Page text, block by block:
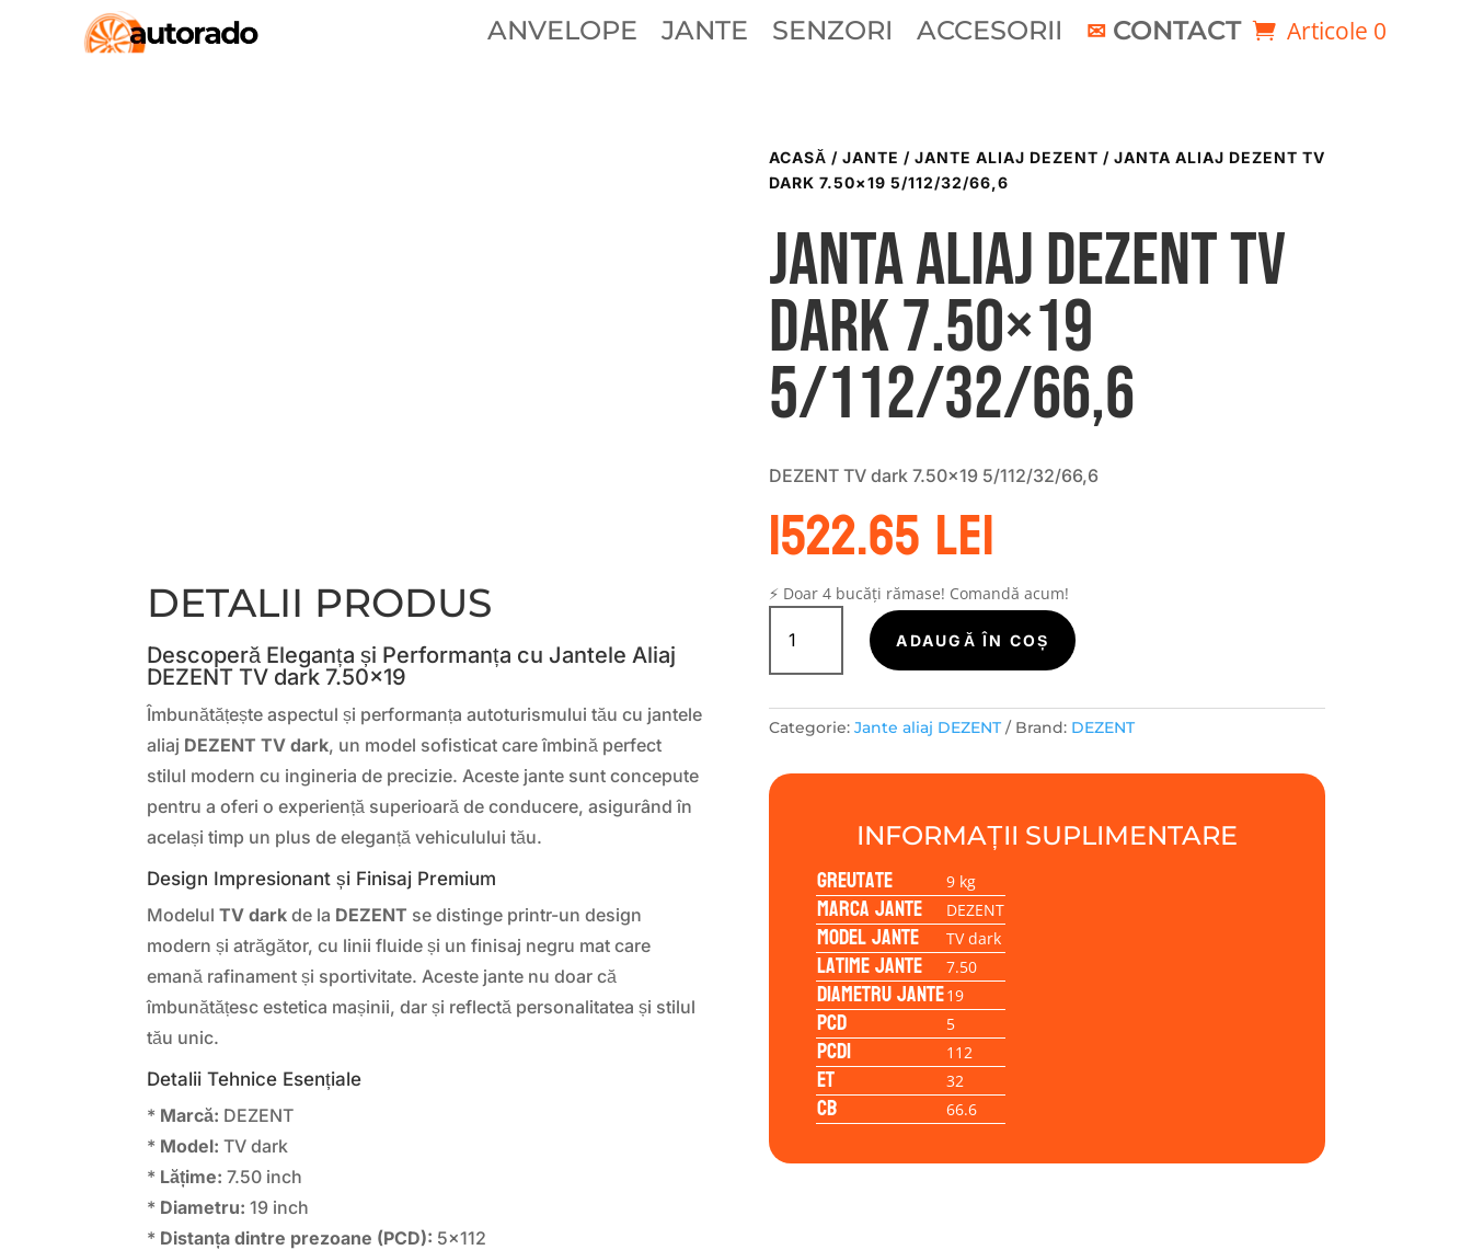
ANVELOPE JANTE SENZORI ACCESORII CONTACT Articole 0
DETALII PRODUS
Descoperă Eleganța și Performanța cu Jantele Aliaj
DEZENT TV dark 7.50×19
Îmbunătățește aspectul și performanța autoturismului tău cu jantele
aliaj DEZENT TV dark, un model sofisticat care îmbină perfect
stilul modern cu ingineria de precizie. Aceste jante sunt concepute
pentru a oferi o experiență superioară de conducere, asigurând în
același timp un plus de eleganță vehiculului tău.
Design Impresionant și Finisaj Premium
ModelulTV dark de la DEZENT se distinge printr-un design
modern și atrăgător, cu linii fluide și un finisaj negru mat care
emană rafinament și sportivitate. Aceste jante nu doar că
îmbunătățesc estetica mașinii, dar și reflectă personalitatea și stilul
tău unic.
Detalii Tehnice Esențiale
* Marcă: DEZENT
* Model: TV dark
* Lățime: 7.50 inch
* Diametru: 19 inch
* Distanța dintre prezoane (PCD): 5×112
ACASĂ / JANTE / JANTE ALIAJ DEZENT / JANTA ALIAJ DEZENT TV
DARK 7.50×19 5/112/32/66,6
Janta aliaj DEZENT TV
dark 7.50×19
5/112/32/66,6
DEZENT TV dark 7.50×19 5/112/32/66,6
1522.65lei
⚡ Doar 4 bucăți rămase! Comandă acum!
Cantitate
Janta
aliaj
TV
dark
7.50x19
5/112/32/66,6
ADAUGĂ ÎN COȘ
Categorie: Jante aliaj DEZENT Brand: DEZENT
INFORMAȚII SUPLIMENTARE
Greutate 9 kg
Marca jante DEZENT
Model jante TV dark
Latime jante 7.50
Diametru jante19
PCD 5
PCD1 112
ET 32
CB 66.6